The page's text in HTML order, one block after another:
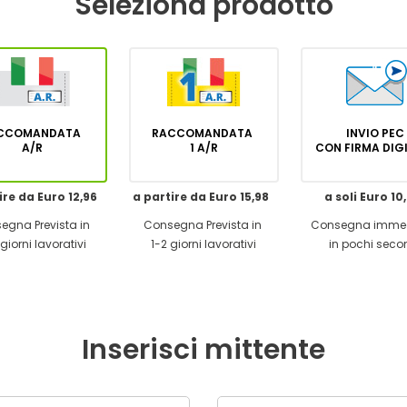
A/R
da Euro 12,96
Prevista in
lavorativi
RACCOMANDATA
1 A/R
a partire da Euro 15,98
Consegna Prevista in
1-2 giorni lavorativi
INVIO PEC
CON FIRMA
a soli Euro
Consegna
in pochi
Inserisci mittente